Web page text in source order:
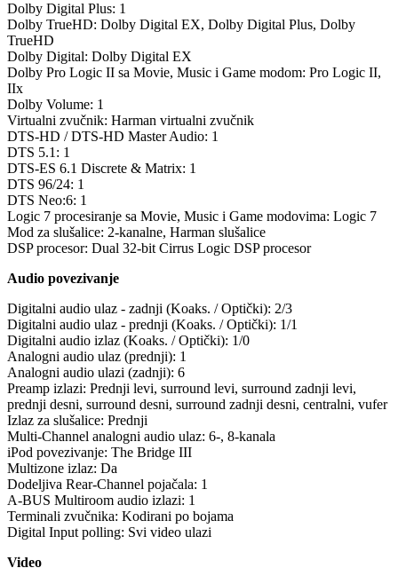
Dolby Digital Plus: 1
Dolby TrueHD: Dolby Digital EX, Dolby Digital Plus, Dolby
TrueHD
Dolby Digital: Dolby Digital EX
Dolby Pro Logic II sa Movie, Music i Game modom: Pro Logic II,
IIx
Dolby Volume: 1
Virtualni zvučnik: Harman virtualni zvučnik
DTS-HD / DTS-HD Master Audio: 1
DTS 5.1: 1
DTS-ES 6.1 Discrete & Matrix: 1
DTS 96/24: 1
DTS Neo:6: 1
Logic 7 procesiranje sa Movie, Music i Game modovima: Logic 7
Mod za slušalice: 2-kanalne, Harman slušalice
DSP procesor: Dual 32-bit Cirrus Logic DSP procesor
Audio povezivanje
Digitalni audio ulaz - zadnji (Koaks. / Optički): 2/3
Digitalni audio ulaz - prednji (Koaks. / Optički): 1/1
Digitalni audio izlaz (Koaks. / Optički): 1/0
Analogni audio ulaz (prednji): 1
Analogni audio ulazi (zadnji): 6
Preamp izlazi: Prednji levi, surround levi, surround zadnji levi,
prednji desni, surround desni, surround zadnji desni, centralni, vufer
Izlaz za slušalice: Prednji
Multi-Channel analogni audio ulaz: 6-, 8-kanala
iPod povezivanje: The Bridge III
Multizone izlaz: Da
Dodeljiva Rear-Channel pojačala: 1
A-BUS Multiroom audio izlazi: 1
Terminali zvučnika: Kodirani po bojama
Digital Input polling: Svi video ulazi
Video